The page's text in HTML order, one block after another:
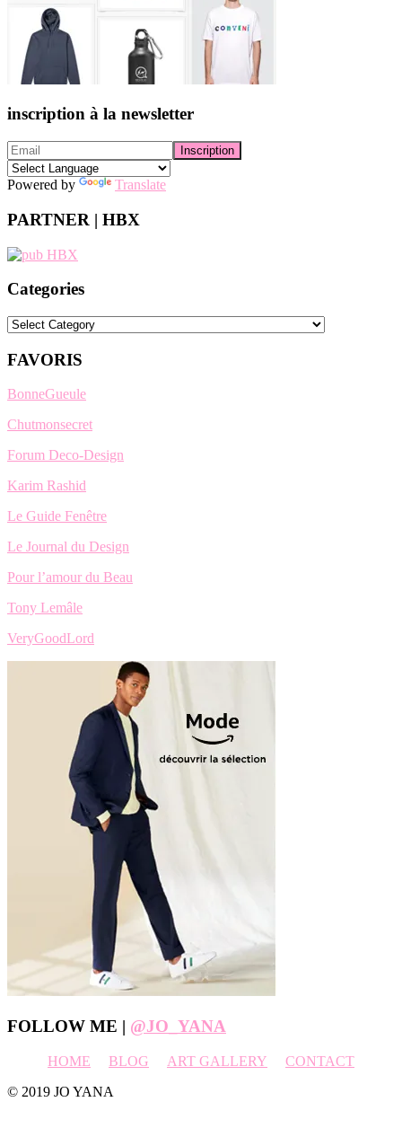
inscription à la newsletter
Powered by Translate
PARTNER | HBX
Categories
Categories
FAVORIS
BonneGueule
Chutmonsecret
Forum Deco-Design
Karim Rashid
Le Guide Fenêtre
Le Journal du Design
Pour l’amour du Beau
Tony Lemâle
VeryGoodLord
Footer
FOLLOW ME | @JO_YANA
HOME BLOG ART GALLERY
CONTACT
© 2019 JO YANA